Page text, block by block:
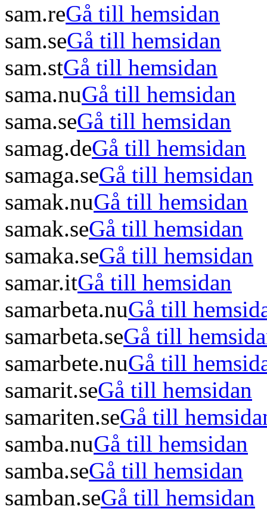
sam.reGå till hemsidan
sam.seGå till hemsidan
sam.stGå till hemsidan
sama.nuGå till hemsidan
sama.seGå till hemsidan
samag.deGå till hemsidan
samaga.seGå till hemsidan
samak.nuGå till hemsidan
samak.seGå till hemsidan
samaka.seGå till hemsidan
samar.itGå till hemsidan
samarbeta.nuGå till
samarbeta.seGå till
samarbete.nuGå till
samarit.seGå till hemsidan
samariten.seGå till
samba.nuGå till hemsidan
samba.seGå till hemsidan
samban.seGå till hemsidan